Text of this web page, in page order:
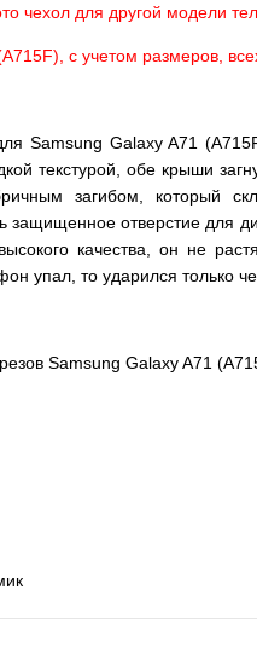
чехол для другой модели
с учетом размеров,
Samsung Galaxy A71
текстурой, обе крыши
загибом, который
защищенное отверстие для
качества, он не
упал, то ударился только
Samsung Galaxy A71